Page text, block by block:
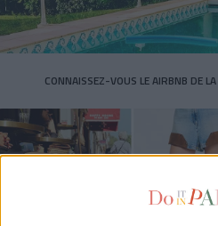
CONNAISSEZ-VOUS LE AIRBNB DE